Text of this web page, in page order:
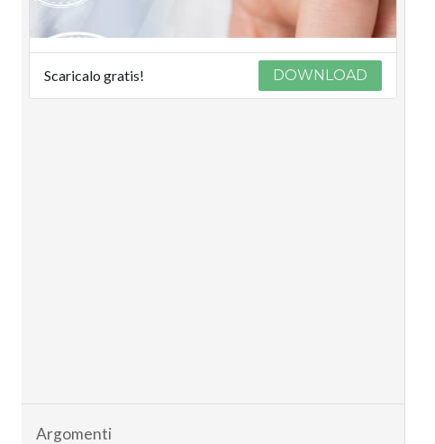
Scaricalo gratis! DOWNLOAD
Argomenti